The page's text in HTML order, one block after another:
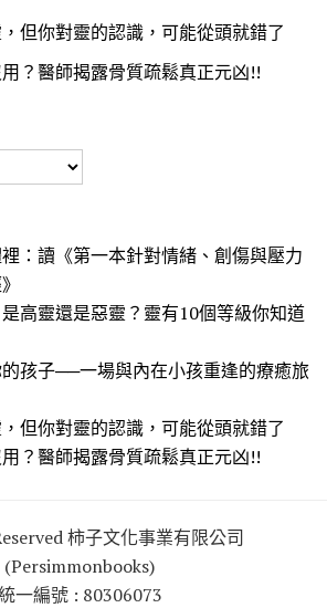
但你對靈的認識，可能從頭就錯了
？醫師揭露骨質疏鬆真正元凶!!
：讀《第一本針對情緒、創傷與壓力
高靈還是惡靈？靈有10個等級你知道
孩子──一場與內在小孩重逢的療癒旅
但你對靈的認識，可能從頭就錯了
？醫師揭露骨質疏鬆真正元凶!!
柿子文化事業有限公司
(Persimmonbooks)
一編號 : 80306073